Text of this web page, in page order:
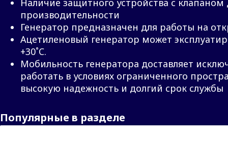
производительности
Генератор предназначен для работы на
Ацетиленовый генератор может
+30˚C.
Мобильность генератора доставляет
работать в условиях ограниченного
высокую надежность и долгий срок службы
Популярные в разделе